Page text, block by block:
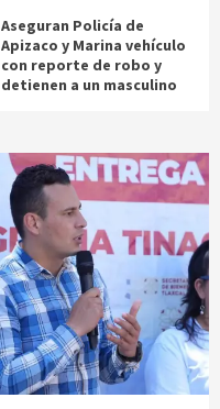
Aseguran Policía de
Apizaco y Marina vehículo
con reporte de robo y
detienen a un masculino